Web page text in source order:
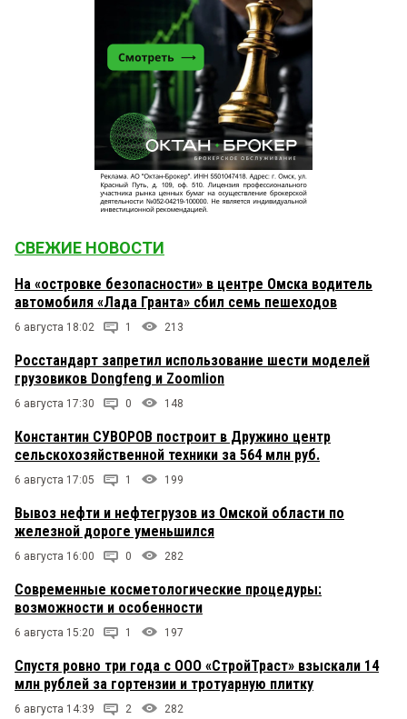
СВЕЖИЕ НОВОСТИ
На «островке безопасности» в центре Омска водитель
автомобиля «Лада Гранта» сбил семь пешеходов
6 августа 18:02 1 213
Росстандарт запретил использование шести моделей
грузовиков Dongfeng и Zoomlion
6 августа 17:30 0 148
Константин СУВОРОВ построит в Дружино центр
сельскохозяйственной техники за 564 млн руб.
6 августа 17:05 1 199
Вывоз нефти и нефтегрузов из Омской области по
железной дороге уменьшился
6 августа 16:00 0 282
Современные косметологические процедуры:
возможности и особенности
6 августа 15:20 1 197
Спустя ровно три года с ООО «СтройТраст» взыскали 14
млн рублей за гортензии и тротуарную плитку
6 августа 14:39 2 282